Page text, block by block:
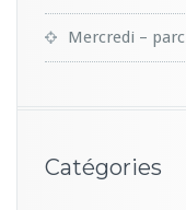
Mercredi –
Catégories